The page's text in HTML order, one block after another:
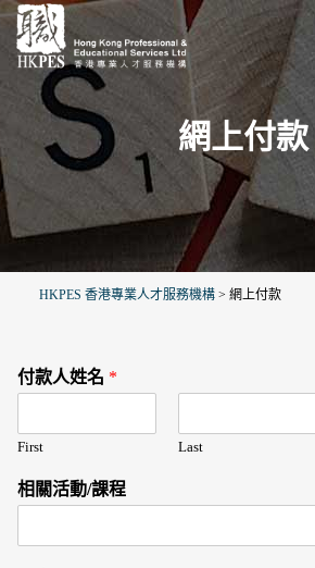
網上付款
HKPES 香港專業人才服務機構 > 網上付款
付款人姓名 *
First Last
相關活動/課程